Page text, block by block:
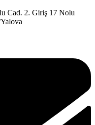
Cad. 2. Giriş 17 Nolu